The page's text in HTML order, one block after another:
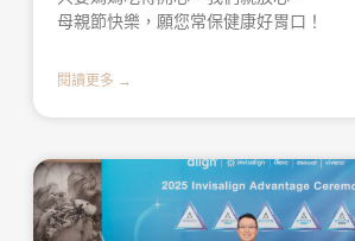
母親節快樂，願您常保健康好胃口！
閱讀更多 →